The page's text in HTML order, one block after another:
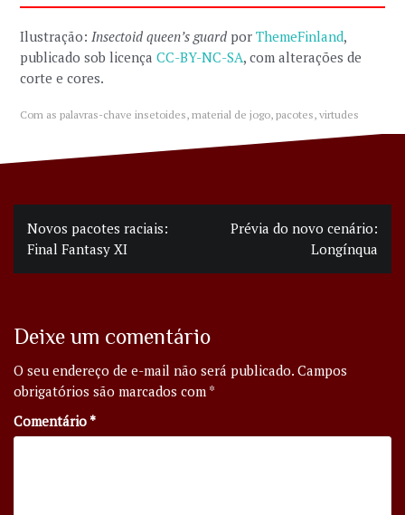
Ilustração: Insectoid queen’s guard porThemeFinland,
publicado sob licençaCC-BY-NC-SA, com alterações de
corte e cores.
Com as palavras-chaveinsetoides ,material de jogo ,pacotes ,virtudes
Navegação
de
Post
Novos pacotes raciais:
Final Fantasy XI
Prévia do novo cenário:
Longínqua
Deixe um comentário
O seu endereço de e-mail não será publicado. Campos
obrigatórios são marcados com *
Comentário *